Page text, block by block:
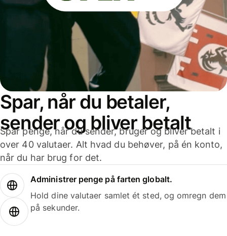
Spar, når du betaler,
sender og bliver betalt
Spar penge, når du sender, bruger og bliver betalt i
over 40 valutaer. Alt hvad du behøver, på én konto,
når du har brug for det.
Administrer penge på farten globalt.
Hold dine valutaer samlet ét sted, og omregn dem
på sekunder.